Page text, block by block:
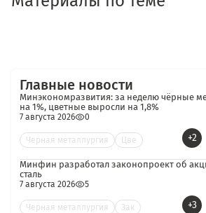
Главные новости
Минэкономразвития: за неделю чёрные
на 1%, цветные выросли на 1,8%
7 августа 2026 0
Черная металлургия Цве +2
Минфин разработал законопроект об
сталь
7 августа 2026 5
Черная металлургия Зак +3